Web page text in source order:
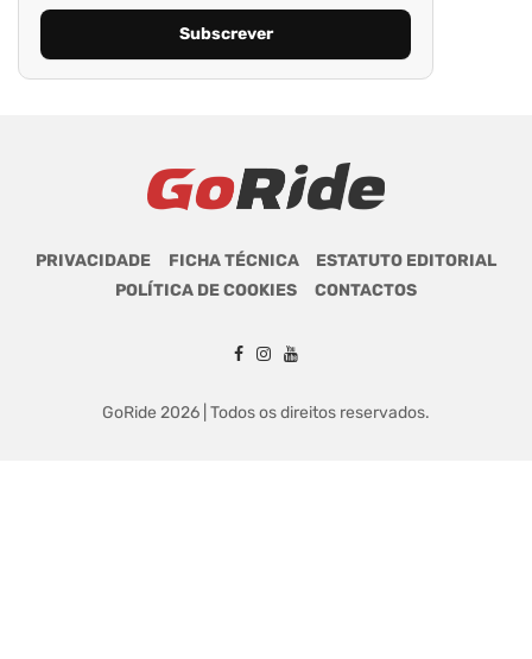
PRIVACIDADE FICHA TÉCNICA
ESTATUTO EDITORIAL
POLÍTICA DE COOKIES
CONTACTOS
GoRide 2026 | Todos os direitos reservados.